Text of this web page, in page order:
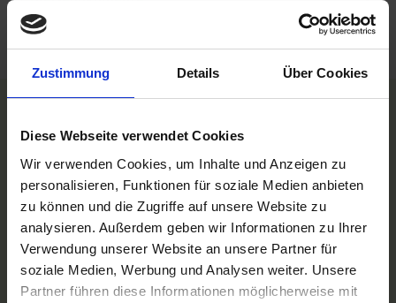
Zustimmung Details Über Cookies
Diese Webseite verwendet Cookies
Wir verwenden Cookies, um Inhalte und Anzeigen zu
personalisieren, Funktionen für soziale Medien anbieten
zu können und die Zugriffe auf unsere Website zu
analysieren. Außerdem geben wir Informationen zu Ihrer
Verwendung unserer Website an unsere Partner für
soziale Medien, Werbung und Analysen weiter. Unsere
Partner führen diese Informationen möglicherweise mit
A-ROSA Flussschiff GmbH
Nicko Cruises Flussreisen
PLANTOURS Kreuzfahrten
AMADEUS Flusskreuzfahrten
1AVista Flussreisen
TOP Reiseziele
Flussreisen Deutschland